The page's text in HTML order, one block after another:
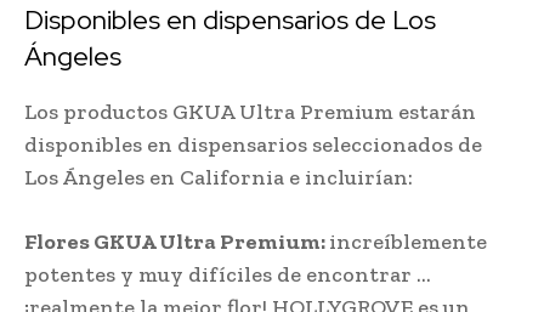
Disponibles en dispensarios de Los
Ángeles
Los productos GKUA Ultra Premium estarán
disponibles en dispensarios seleccionados de
Los Ángeles en California e incluirían:
Flores GKUA Ultra Premium:increíblemente
potentes y muy difíciles de encontrar …
¡realmente la mejor flor! HOLLYGROVE es un